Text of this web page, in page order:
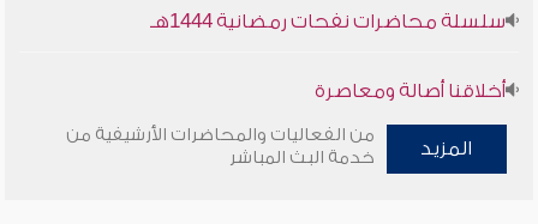
سلسلة محاضرات نفحات رمضانية 1444هـ
أخلاقنا أصالة ومعاصرة
وأمنهم من خوف 9
المزيد
من الفعاليات والمحاضرات الأرشيفية من
خدمة البث المباشر